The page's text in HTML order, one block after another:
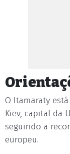
O Itamaraty
Kiev, capital da
seguindo a
europeu.